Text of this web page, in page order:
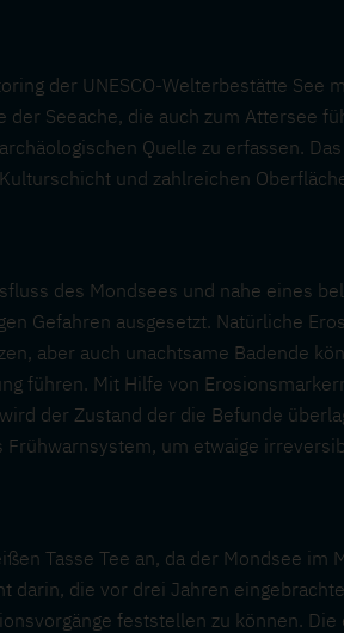
der UNESCO-Welterbestätte See
Seeache, die auch zum Attersee
Quelle zu erfassen.
und zahlreichen
des Mondsees und nahe eines
Gefahren ausgesetzt. Natürliche
aber auch unachtsame Badende
führen. Mit Hilfe von
der Zustand der die Befunde
um etwaige
Tasse Tee an, da der Mondsee im
darin, die vor drei Jahren
feststellen zu können. Die